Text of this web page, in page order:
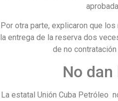
Por otra parte, explicaron que
la entrega de la reserva dos
de no
No
La estatal Unión Cuba Petróleo